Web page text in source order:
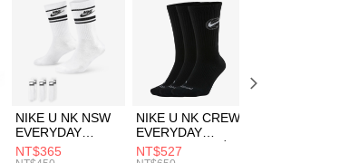
／服務後，再付款。
結帳流程】
AFTEE先享後付」後，將跳轉至「AFTEE先享後
訊認證並確認金額後，即可完成結帳。
您將收到繳費通知簡訊。
後14天內，點擊此簡訊中的連結，可透過四大超商
多元方式進行付款，方視為交易完成。
成當下不需立刻繳費，但若您需要取消訂單，請聯
經商家同意取消之訂單仍視為有效，需透過AFTEE
含以上)免運費
含以上)免運費
含以上)免運費
NIKE U NK NSW
EVERYDAY
ESSENTIAL CR
NT$365
NIKE U NK CREW
EVERYDAY
BBALL 3PR 男女
NT$527